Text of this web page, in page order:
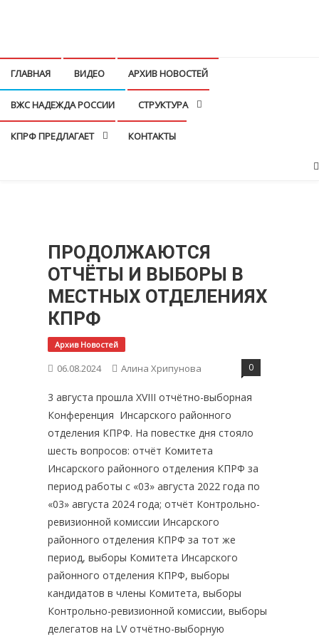
ГЛАВНАЯ ВИДЕО АРХИВ НОВОСТЕЙ
ВЖС НАДЕЖДА РОССИИ СТРУКТУРА
КПРФ ПРЕДЛАГАЕТ КОНТАКТЫ
ПРОДОЛЖАЮТСЯ
ОТЧЁТЫ И ВЫБОРЫ В
МЕСТНЫХ ОТДЕЛЕНИЯХ
КПРФ
Архив Новостей
06.08.2024 Алина Хрипунова 0
3 августа прошла XVIII отчётно-выборная
Конференция Инсарского районного
отделения КПРФ. На повестке дня стояло
шесть вопросов: отчёт Комитета
Инсарского районного отделения КПРФ за
период работы с «03» августа 2022 года по
«03» августа 2024 года; отчёт Контрольно-
ревизионной комиссии Инсарского
районного отделения КПРФ за тот же
период, выборы Комитета Инсарского
районного отделения КПРФ, выборы
кандидатов в члены Комитета, выборы
Контрольно-ревизионной комиссии, выборы
делегатов на LV отчётно-выборную